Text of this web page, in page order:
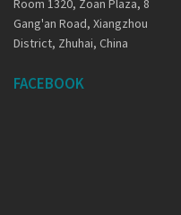
Room 1320, Zoan Plaza, 8
Gang'an Road, Xiangzhou
District, Zhuhai, China
FACEBOOK